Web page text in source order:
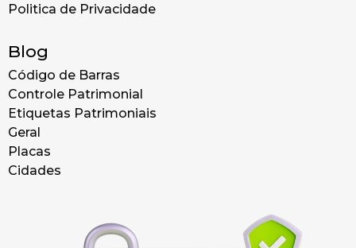
Politica de Privacidade
Blog
Código de Barras
Controle Patrimonial
Etiquetas Patrimoniais
Geral
Placas
Cidades